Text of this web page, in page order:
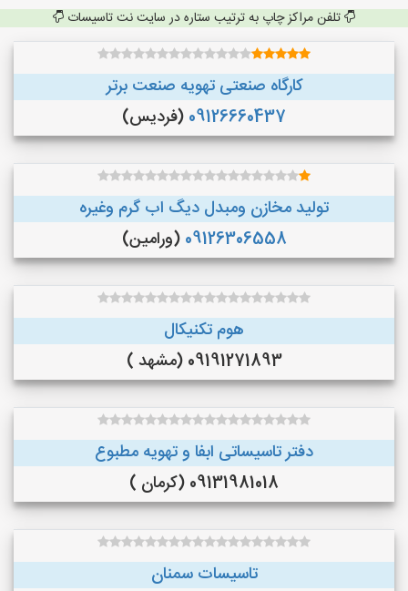
تلفن مراکز چاپ به ترتیب ستاره در سایت نت تاسیسات
کارگاه صنعتی تهویه صنعت برتر
09126660437 (فردیس)
تولید مخازن ومبدل دیگ اب گرم وغیره
09126306558 (ورامین)
هوم تکنیکال
09191271893 (مشهد )
دفتر تاسیساتی ابفا و تهویه مطبوع
09131981018 (کرمان )
تاسیسات سمنان